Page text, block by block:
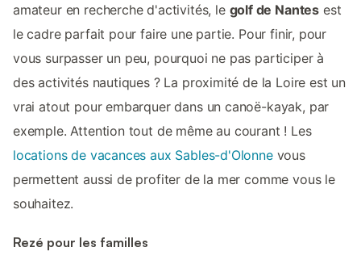
amateur en recherche d'activités, le golf de Nantes est
le cadre parfait pour faire une partie. Pour finir, pour
vous surpasser un peu, pourquoi ne pas participer à
des activités nautiques ? La proximité de la Loire est un
vrai atout pour embarquer dans un canoë-kayak, par
exemple. Attention tout de même au courant ! Les
locations de vacances aux Sables-d'Olonnevous
permettent aussi de profiter de la mer comme vous le
souhaitez.
Rezé pour les familles